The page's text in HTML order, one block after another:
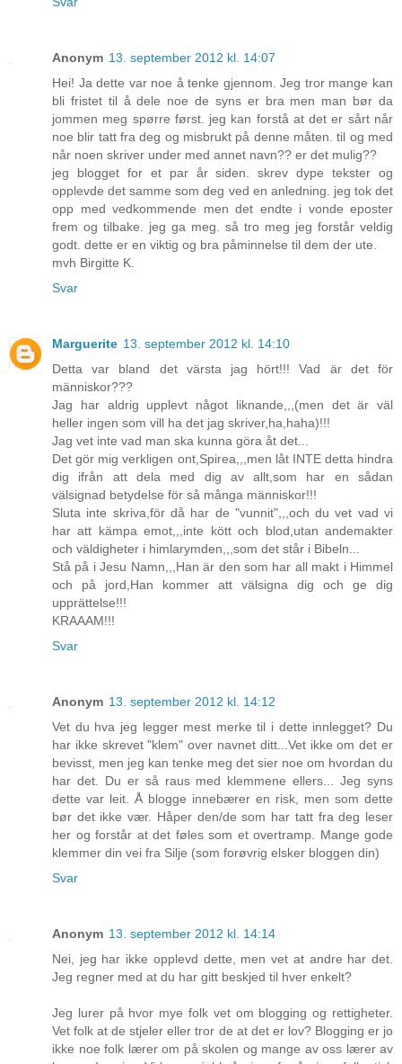
Anonym 13. september 2012 kl. 14:07
Hei! Ja dette var noe å tenke gjennom. Jeg tror mange kan
bli fristet til å dele noe de syns er bra men man bør da
jommen meg spørre først. jeg kan forstå at det er sårt når
noe blir tatt fra deg og misbrukt på denne måten. til og med
når noen skriver under med annet navn?? er det mulig??
jeg blogget for et par år siden. skrev dype tekster og
opplevde det samme som deg ved en anledning. jeg tok det
opp med vedkommende men det endte i vonde eposter
frem og tilbake. jeg ga meg. så tro meg jeg forstår veldig
godt. dette er en viktig og bra påminnelse til dem der ute.
mvh Birgitte K.
Svar
Marguerite 13. september 2012 kl. 14:10
Detta var bland det värsta jag hört!!! Vad är det för
människor???
Jag har aldrig upplevt något liknande,,,(men det är väl
heller ingen som vill ha det jag skriver,ha,haha)!!!
Jag vet inte vad man ska kunna göra åt det...
Det gör mig verkligen ont,Spirea,,,men låt INTE detta hindra
dig ifrån att dela med dig av allt,som har en sådan
välsignad betydelse för så många människor!!!
Sluta inte skriva,för då har de "vunnit",,,och du vet vad vi
har att kämpa emot,,,inte kött och blod,utan andemakter
och väldigheter i himlarymden,,,som det står i Bibeln...
Stå på i Jesu Namn,,,Han är den som har all makt i Himmel
och på jord,Han kommer att välsigna dig och ge dig
upprättelse!!!
KRAAAM!!!
Svar
Anonym 13. september 2012 kl. 14:12
Vet du hva jeg legger mest merke til i dette innlegget? Du
har ikke skrevet "klem" over navnet ditt...Vet ikke om det er
bevisst, men jeg kan tenke meg det sier noe om hvordan du
har det. Du er så raus med klemmene ellers... Jeg syns
dette var leit. Å blogge innebærer en risk, men som dette
bør det ikke vær. Håper den/de som har tatt fra deg leser
her og forstår at det føles som et overtramp. Mange gode
klemmer din vei fra Silje (som forøvrig elsker bloggen din)
Svar
Anonym 13. september 2012 kl. 14:14
Nei, jeg har ikke opplevd dette, men vet at andre har det.
Jeg regner med at du har gitt beskjed til hver enkelt?
Jeg lurer på hvor mye folk vet om blogging og rettigheter.
Vet folk at de stjeler eller tror de at det er lov? Blogging er jo
ikke noe folk lærer om på skolen og mange av oss lærer av